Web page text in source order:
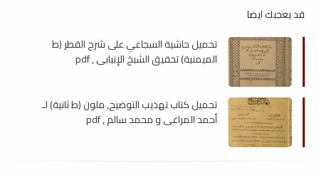
قد يعجبك ايضا
تحميل حاشية السجاعي على شرح القطر (ط
الميمنية) تحقيق الشبخ الإنبابى , pdf
تحميل كتاب تهذيب التوضيح, ملون (ط ثانية) لـ
أحمد المراغى و محمد سالم , pdf